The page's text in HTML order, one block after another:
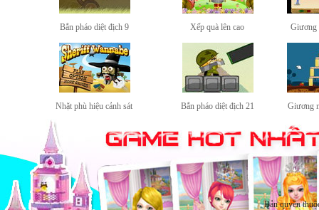
Bắn pháo diệt địch 9 Xếp quà lên cao Giương
Nhặt phù hiệu cảnh sát Bắn pháo diệt địch 21 Giương
Bản quyền